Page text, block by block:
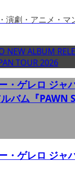
演劇・アニメ・マ
・ゲレロ ジャ
バム『PAWN
・ゲレロ ジャ